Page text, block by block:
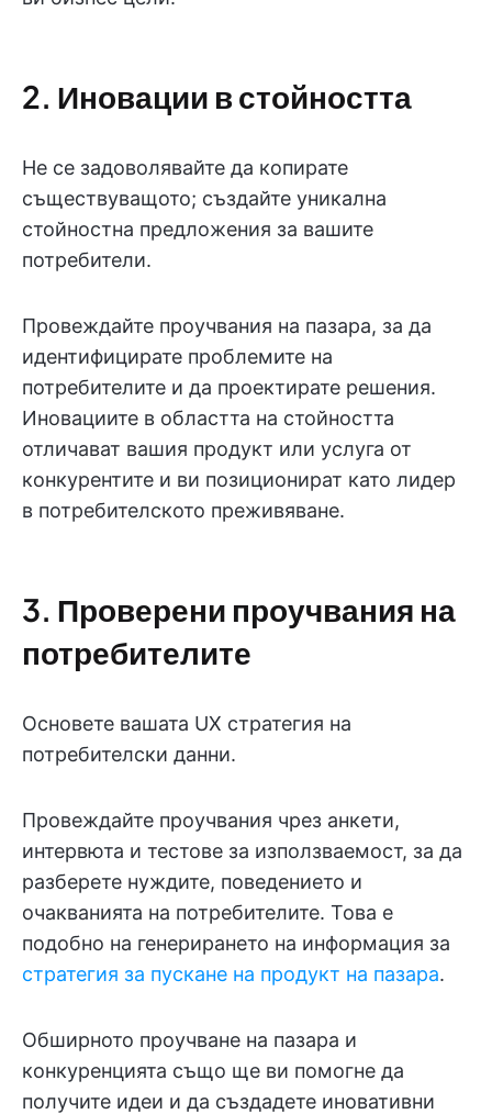
2. Иновации в стойността
Не се задоволявайте да копирате
съществуващото; създайте уникална
стойностна предложения за вашите
потребители.
Провеждайте проучвания на пазара, за да
идентифицирате проблемите на
потребителите и да проектирате решения.
Иновациите в областта на стойността
отличават вашия продукт или услуга от
конкурентите и ви позиционират като лидер
в потребителското преживяване.
3. Проверени проучвания на
потребителите
Основете вашата UX стратегия на
потребителски данни.
Провеждайте проучвания чрез анкети,
интервюта и тестове за използваемост, за да
разберете нуждите, поведението и
очакванията на потребителите. Това е
подобно на генерирането на информация за
стратегия за пускане на продукт на пазара.
Обширното проучване на пазара и
конкуренцията също ще ви помогне да
получите идеи и да създадете иновативни